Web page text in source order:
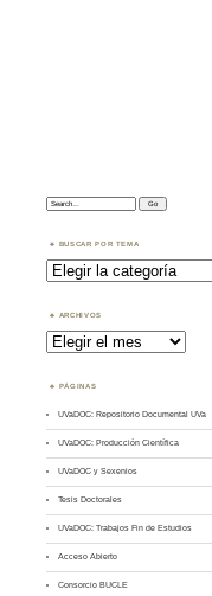
Search:
BUSCAR POR TEMA
Buscar
por
Tema
ARCHIVOS
Archivos
PÁGINAS
UVaDOC: Repositorio Documental UVa
UVaDOC: Producción Científica
UVaDOC y Sexenios
Tesis Doctorales
UVaDOC: Trabajos Fin de Estudios
Acceso Abierto
Consorcio BUCLE